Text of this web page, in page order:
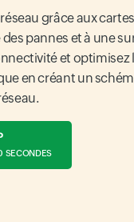
grâce aux
pannes et à une
et optimisez
en créant un
SECONDES